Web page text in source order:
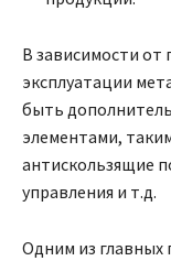
В зависимости от
эксплуатации
быть
элементами,
антискользящие
управления и т.д.
Одним из главных